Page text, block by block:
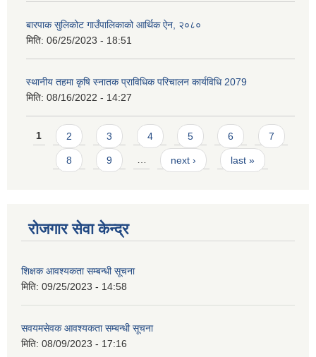
बारपाक सुलिकोट गाउँपालिकाको आर्थिक ऐन, २०८०
मिति: 06/25/2023 - 18:51
स्थानीय तहमा कृषि स्नातक प्राविधिक परिचालन कार्यविधि 2079
मिति: 08/16/2022 - 14:27
Pages
1 2 3 4 5 6 7
8 9 … next › last »
रोजगार सेवा केन्द्र
शिक्षक आवश्यकता सम्बन्धी सूचना
मिति: 09/25/2023 - 14:58
सवयमसेवक आवश्यकता सम्बन्धी सूचना
मिति: 08/09/2023 - 17:16